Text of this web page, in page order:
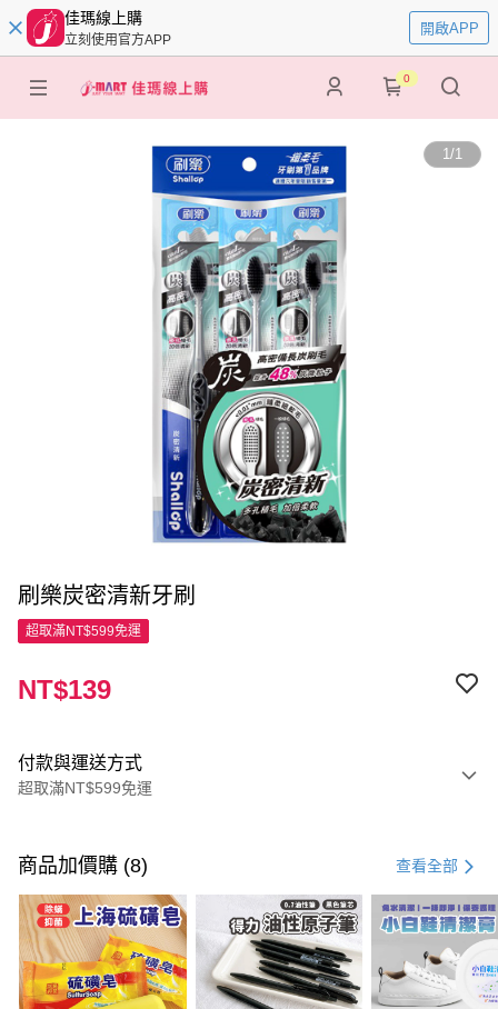
佳瑪線上購
立刻使用官方APP
開啟APP
0
1/1
刷樂炭密清新牙刷
超取滿NT$599免運
NT$139
付款與運送方式
超取滿NT$599免運
信用卡一次付款
超商取貨付款
LINE Pay
Apple Pay
商品加價購 (8) 查看全部